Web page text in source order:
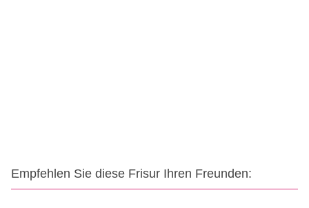
Empfehlen Sie diese Frisur Ihren Freunden: